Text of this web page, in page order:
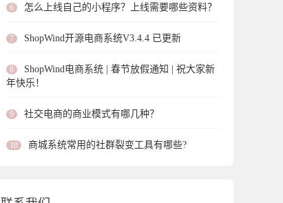
6 怎么上线自己的小程序？上线需要哪些资料？
7 ShopWind开源电商系统V3.4.4 已更新
8
ShopWind电商系统 | 春节放假通知 | 祝大家新
年快乐！
9 社交电商的商业模式有哪几种？
10 商城系统常用的社群裂变工具有哪些?